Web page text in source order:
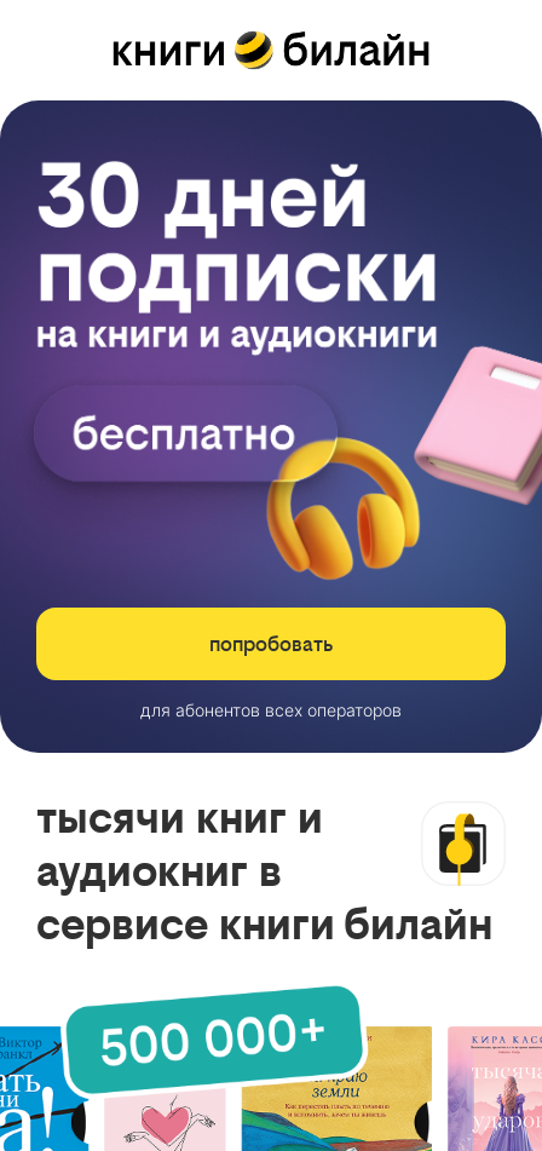
попробовать
для абонентов всех операторов
тысячи книг и
аудиокниг в
сервисе книги билайн